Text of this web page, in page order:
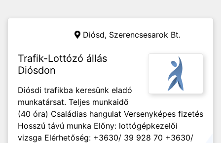
Diósd, Szerencsesarok Bt.
Trafik-Lottózó állás
Diósdon
Diósdi trafikba keresünk eladó
munkatársat. Teljes munkaidő
(40 óra) Családias hangulat Versenyképes fizetés
Hosszú távú munka Előny: lottógépkezelői
vizsga Elérhetőség: +3630/ 39 928 70 +3630/